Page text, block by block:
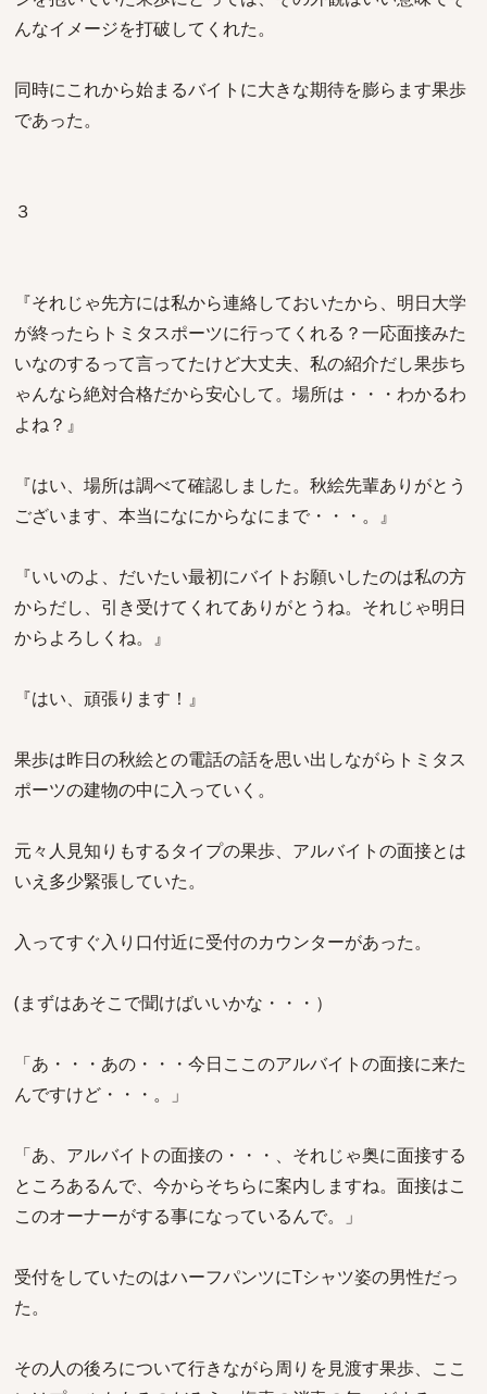
んなイメージを打破してくれた。
同時にこれから始まるバイトに大きな期待を膨らます果歩
であった。
３
『それじゃ先方には私から連絡しておいたから、明日大学
が終ったらトミタスポーツに行ってくれる？一応面接みた
いなのするって言ってたけど大丈夫、私の紹介だし果歩ち
ゃんなら絶対合格だから安心して。場所は・・・わかるわ
よね？』
『はい、場所は調べて確認しました。秋絵先輩ありがとう
ございます、本当になにからなにまで・・・。』
『いいのよ、だいたい最初にバイトお願いしたのは私の方
からだし、引き受けてくれてありがとうね。それじゃ明日
からよろしくね。』
『はい、頑張ります！』
果歩は昨日の秋絵との電話の話を思い出しながらトミタス
ポーツの建物の中に入っていく。
元々人見知りもするタイプの果歩、アルバイトの面接とは
いえ多少緊張していた。
入ってすぐ入り口付近に受付のカウンターがあった。
(まずはあそこで聞けばいいかな・・・）
「あ・・・あの・・・今日ここのアルバイトの面接に来た
んですけど・・・。」
「あ、アルバイトの面接の・・・、それじゃ奥に面接する
ところあるんで、今からそちらに案内しますね。面接はこ
このオーナーがする事になっているんで。」
受付をしていたのはハーフパンツにTシャツ姿の男性だっ
た。
その人の後ろについて行きながら周りを見渡す果歩、ここ